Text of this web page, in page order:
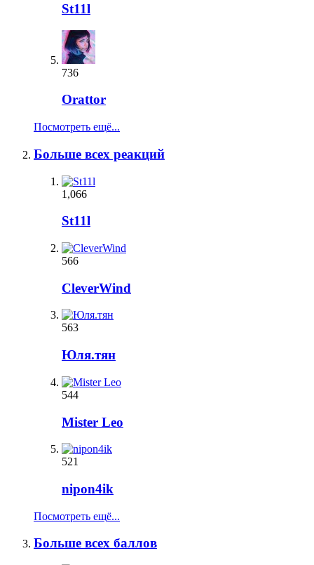
St11l
736
Orattor
Посмотреть ещё...
Больше всех реакций
1,066
St11l
566
CleverWind
563
Юля.тян
544
Mister Leo
521
nipon4ik
Посмотреть ещё...
Больше всех баллов